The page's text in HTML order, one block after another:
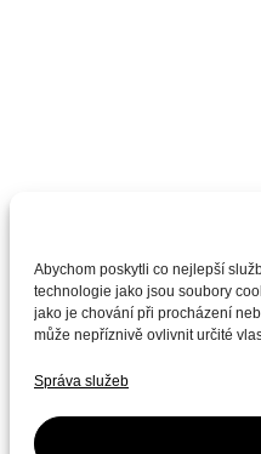
Abychom poskytli co nejlepší
technologie jako jsou soubory
jako je chování při procházení
může nepříznivě ovlivnit určité
Správa služeb